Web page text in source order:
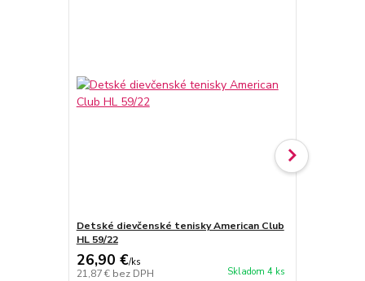
Detské dievčenské tenisky American Club
HL 59/22
26,90 €/ks
21,87 € bez DPH Skladom 4 ks